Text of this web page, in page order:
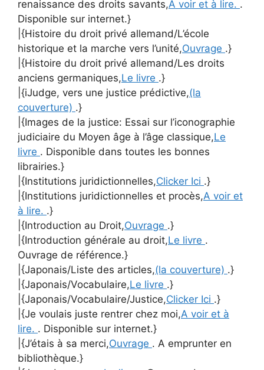
renaissance des droits savants,A voir et à lire. .
Disponible sur internet.}
|{Histoire du droit privé allemand/L’école
historique et la marche vers l’unité,Ouvrage .}
|{Histoire du droit privé allemand/Les droits
anciens germaniques,Le livre .}
|{iJudge, vers une justice prédictive,(la
couverture) .}
|{Images de la justice: Essai sur l’iconographie
judiciaire du Moyen âge à l’âge classique,Le
livre . Disponible dans toutes les bonnes
librairies.}
|{Institutions juridictionnelles,Clicker Ici .}
|{Institutions juridictionnelles et procès,A voir et
à lire. .}
|{Introduction au Droit,Ouvrage .}
|{Introduction générale au droit,Le livre .
Ouvrage de référence.}
|{Japonais/Liste des articles,(la couverture) .}
|{Japonais/Vocabulaire,Le livre .}
|{Japonais/Vocabulaire/Justice,Clicker Ici .}
|{Je voulais juste rentrer chez moi,A voir et à
lire. . Disponible sur internet.}
|{J’étais à sa merci,Ouvrage . A emprunter en
bibliothèque.}